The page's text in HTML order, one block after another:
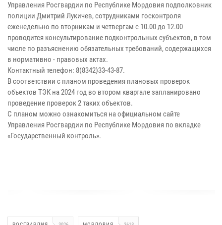
Управления Росгвардии по Республике Мордовия подполковник
полиции Дмитрий Лукичев, сотрудниками госконтроля
еженедельно по вторникам и четвергам с 10.00 до 12.00
проводится консультирование подконтрольных субъектов, в том
числе по разъяснению обязательных требований, содержащихся
в нормативно - правовых актах.
Контактный телефон: 8(8342)33-43-87.
В соответствии с планом проведения плановых проверок
объектов ТЭК на 2024 год во втором квартале запланировано
проведение проверок 2 таких объектов.
С планом можно ознакомиться на официальном сайте
Управления Росгвардии по Республике Мордовия по вкладке
«Государственный контроль».